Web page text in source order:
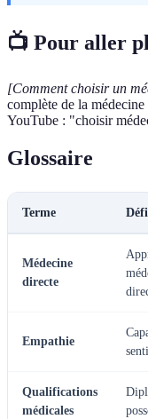
📺 Pour aller
[Comment choisir un
complète de la
YouTube : "choisir
Glossaire
Terme
Médecine
directe
Empathie
Qualifications
médicales